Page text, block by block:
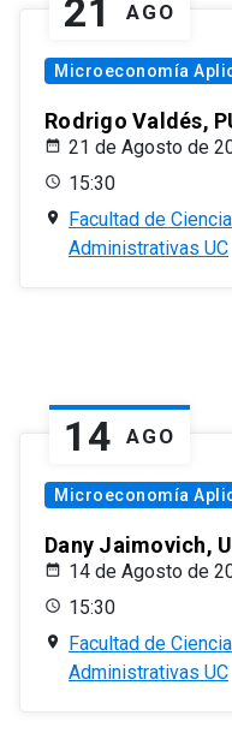
21 AGO
Microeconomía
Rodrigo Valdés,
21 de Agosto de
15:30
Facultad de
Administrativas UC
14 AGO
Microeconomía
Dany Jaimovich,
14 de Agosto de
15:30
Facultad de
Administrativas UC